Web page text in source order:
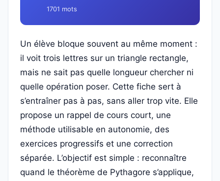
1701 mots
Un élève bloque souvent au même moment :
il voit trois lettres sur un triangle rectangle,
mais ne sait pas quelle longueur chercher ni
quelle opération poser. Cette fiche sert à
s’entraîner pas à pas, sans aller trop vite. Elle
propose un rappel de cours court, une
méthode utilisable en autonomie, des
exercices progressifs et une correction
séparée. L’objectif est simple : reconnaître
quand le théorème de Pythagore s’applique,